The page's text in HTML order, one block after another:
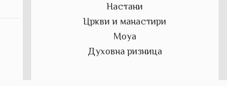
Настани
Цркви и манастири
Моуа
Духовна ризница